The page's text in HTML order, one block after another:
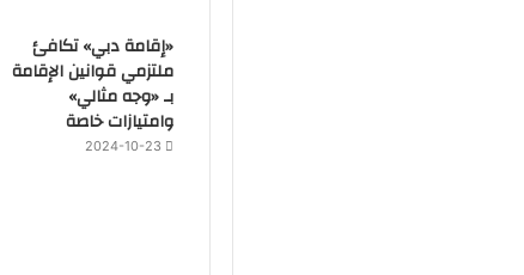
«إقامة دبي» تكافئ
ملتزمي قوانين الإقامة
بـ «وجه مثالي»
وامتيازات خاصة
2024-10-23